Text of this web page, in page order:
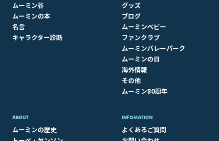
ムーミン谷
ムーミンの本
名言
キャラクター診断
グッズ
ブログ
ムーミンベビー
ファンクラブ
ムーミンバレーパーク
ムーミンの日
海外情報
その他
ムーミン80周年
ABOUT​
ムーミンの歴史
INFOMATION
よくあるご質問